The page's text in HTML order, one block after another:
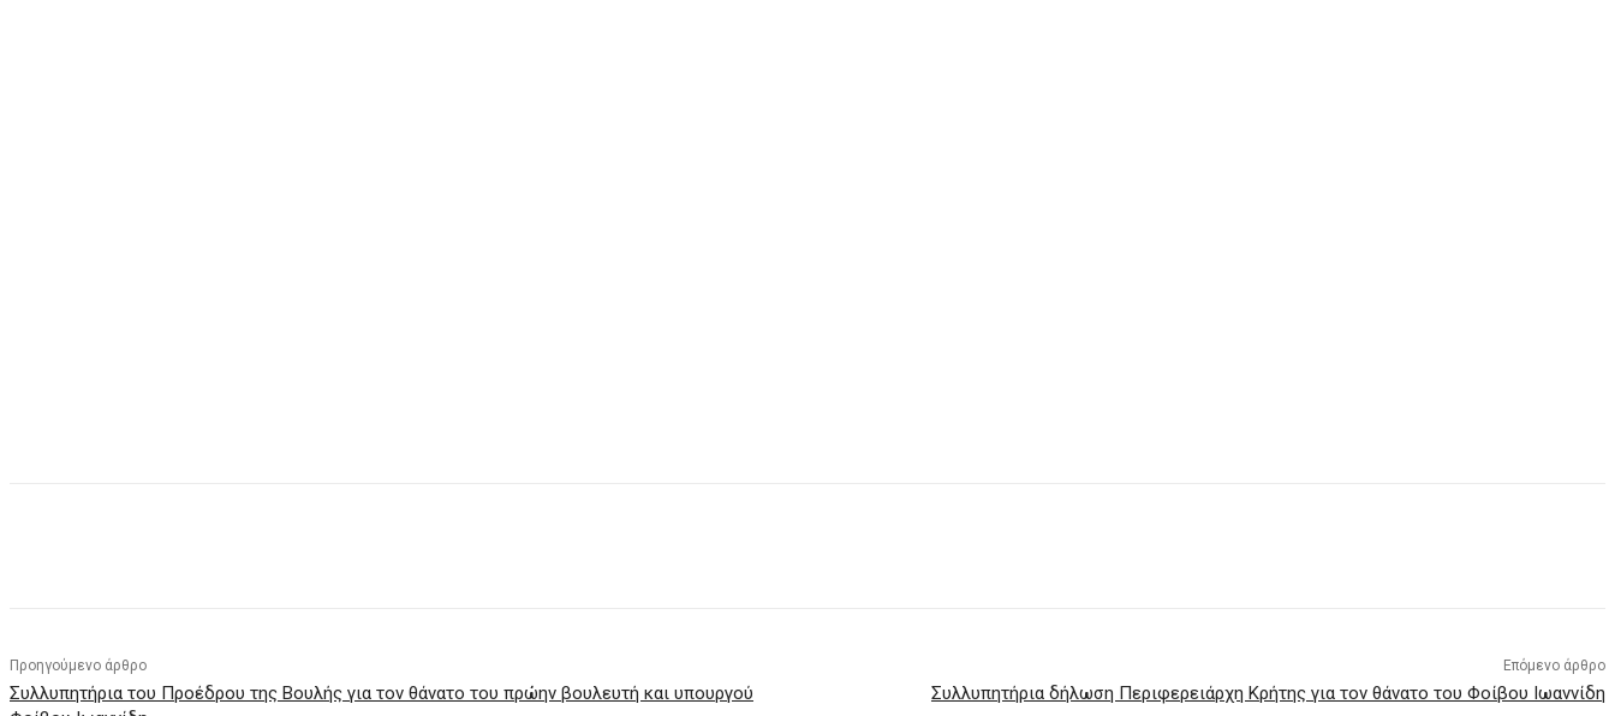
Προηγούμενο άρθρο
Συλλυπητήρια του Προέδρου της Βουλής για τον θάνατο του πρώην βουλευτή και υπουργού
Επόμενο άρθρο
Συλλυπητήρια δήλωση Περιφερειάρχη Κρήτης για τον θάνατο του Φοίβου Ιωαννίδη